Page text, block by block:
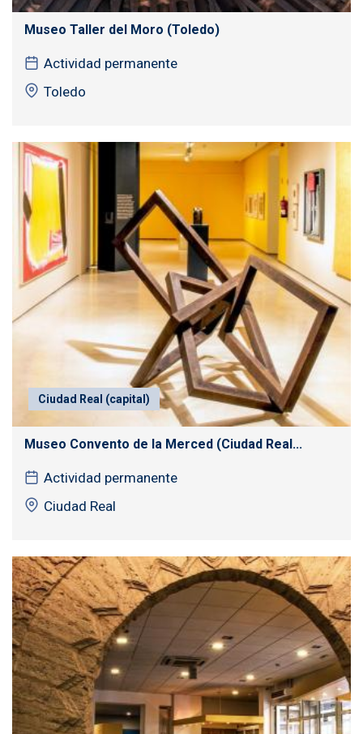
Museo Taller del Moro (Toledo)
Actividad permanente
Toledo
Ciudad Real (capital)
Museo Convento de la Merced (Ciudad Real...
Actividad permanente
Ciudad Real